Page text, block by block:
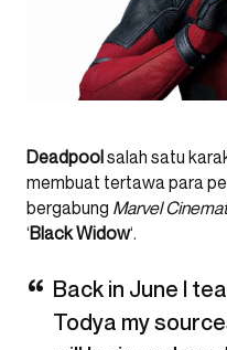
Deadpoolsalah satu
membuat tertawa para
bergabung Marvel
‘Black Widow‘.
Back in June I
Todya my